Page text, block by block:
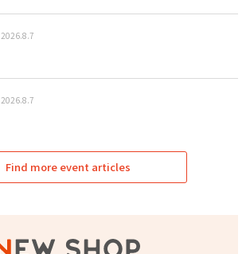
2026.8.7
2026.8.7
Find more event articles